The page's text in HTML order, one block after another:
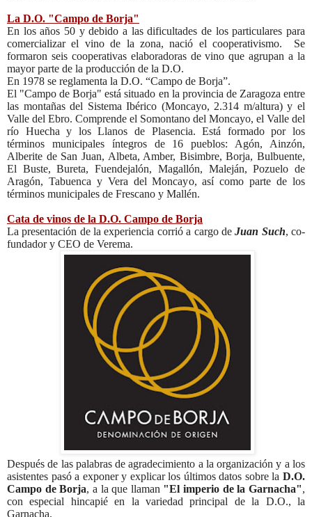
La D.O. "Campo de Borja"
En los años 50 y debido a las dificultades de los particulares para
comercializar el vino de la zona, nació el cooperativismo.
Se
formaron seis cooperativas elaboradoras de vino que agrupan a la
mayor parte de la producción de la D.O.
En 1978 se reglamenta la D.O. “Campo de Borja”.
El "Campo de Borja" está situado en la provincia de Zaragoza entre
las montañas del Sistema Ibérico (Moncayo, 2.314 m/altura) y el
Valle del Ebro. Comprende el Somontano del Moncayo, el Valle del
río Huecha y los Llanos de Plasencia. Está formado por los
términos municipales íntegros de 16 pueblos: Agón, Ainzón,
Alberite de San Juan, Albeta, Amber, Bisimbre, Borja, Bulbuente,
El Buste, Bureta, Fuendejalón, Magallón, Maleján, Pozuelo de
Aragón, Tabuenca y Vera del Moncayo, así como parte de los
términos municipales de Frescano y Mallén.
Cata de vinos de la D.O. Campo de Borja
La presentación de la experiencia corrió a cargo deJuan Such,co-
fundador y CEO de Verema.
Después de las palabras de agradecimiento a la organización y a los
asistentes pasó a exponer y explicar los últimos datos sobre la D.O.
Campo de Borja, a la que llaman "El imperio de la Garnacha",
con especial hincapié en la variedad principal de la D.O., la
Garnacha.